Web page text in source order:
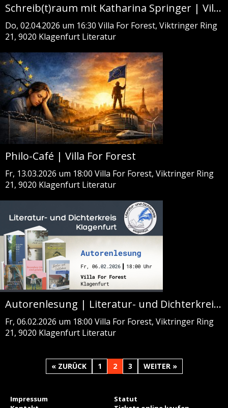
Schreib(t)raum mit Katharina Springer | Villa For Forest
Do, 02.04.2026 um 16:30 Villa For Forest, Viktringer Ring
21, 9020 Klagenfurt Literatur
Philo-Café | Villa For Forest
Fr, 13.03.2026 um 18:00 Villa For Forest, Viktringer Ring
21, 9020 Klagenfurt Literatur
Autorenlesung | Literatur- und Dichterkreis Klagenfurt | Villa For Forest
Fr, 06.02.2026 um 18:00 Villa For Forest, Viktringer Ring
21, 9020 Klagenfurt Literatur
« ZURÜCK 1 2 3 WEITER »
Impressum
Statut